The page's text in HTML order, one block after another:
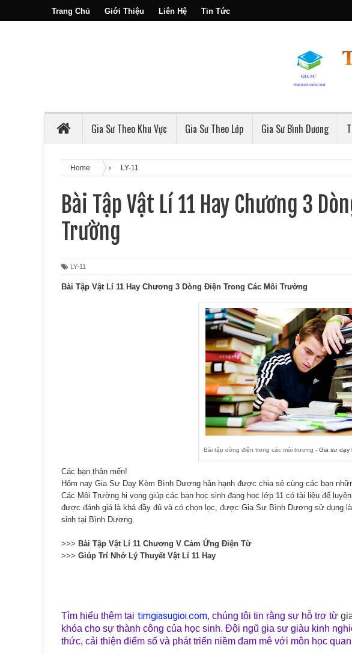
Trang Chủ Giới Thiệu Liên Hệ Tin Tức
Gia Sư Theo Khu Vực Gia Sư Theo Lớp Gia Sư Bình Dương
Home › LY-11
Bài Tập Vật Lí 11 Hay Chương 3
Trường
LY-11
Bài Tập Vật Lí 11 Hay Chương 3 Dòng Điện Trong Các Môi Trường
Bài tập dòng điện trong các môi trương - Gia sư dạy
Các bạn thân mến!
Hôm nay Gia Sư Dạy Kèm Bình Dương hân hạnh được chia sẻ cùng các bạn
Các Môi Trường hi vọng giúp các bạn học sinh đang học lớp 11 có tài liệu để
được đánh giá là khá đầy đủ và có chọn lọc, được Gia Sư Bình Dương sử dụng
sinh tại Bình Dương.
>>> Bài Tập Vật Lí 11 Chương V Cảm Ứng Điện Từ
>>> Giúp Trí Nhớ Lý Thuyết Vật Lí 11 Hay
Tìm hiểu thêm tại timgiasugioi.com, chúng tôi tin rằng sự hỗ trợ từ
khóa cho sự thành công của học sinh. Đội ngũ gia sư giàu kinh
thức, cải thiện điểm số và phát triển niềm đam mê với môn học